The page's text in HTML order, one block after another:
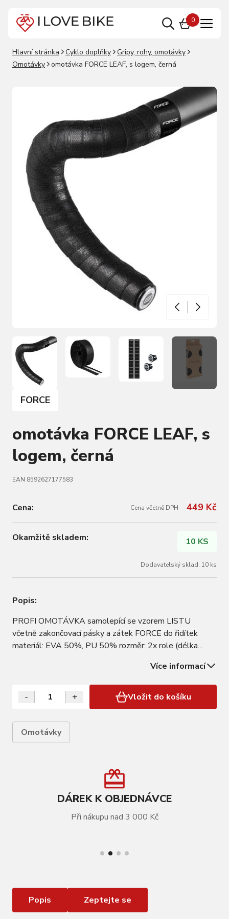
0
Hlavní stránka Cyklo doplňky
Gripy, rohy, omotávky
Omotávky
omotávka FORCE LEAF, s logem, černá
FORCE
omotávka FORCE LEAF, s
logem, černá
EAN 8592627177583
Cena: Cena včetně DPH 449 Kč
Okamžitě skladem: 10 KS
Dodavatelský sklad: 10 ks
Popis:
PROFI OMOTÁVKA samolepící se vzorem LISTU
včetně zakončovací pásky a zátek FORCE do řidítek
materiál: EVA 50%, PU 50% rozměr: 2x role (délka
páru včetně zátek: 76 g baleno v krabičce FORCE
Více informací
- + Vložit do košíku
Omotávky
DÁREK K OBJEDNÁVCE
Při nákupu nad 3 000 Kč
Popis Zeptejte se